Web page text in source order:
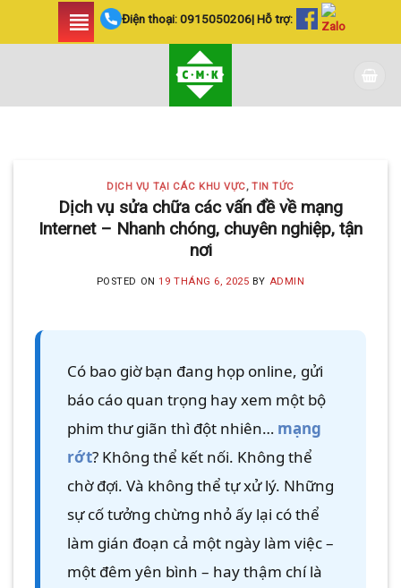
Điện thoại:0915050206| Hỗ trợ:
HUYỆN BÌNH CHÁNH
SIÊU AN NINH VÀ SIÊU
TIẾT KIỆM | CAMERA
MINH KHANG
Minh Khang là đơn vị hàng đầu trong [...]
CONTINUE READING→
DỊCH VỤ TẠI CÁC KHU VỰC,TIN TỨC
Dịch vụ sửa chữa các vấn đề về mạng
Internet – Nhanh chóng, chuyên nghiệp, tận
nơi
POSTED ON19 THÁNG 6, 2025 BY ADMIN
Có bao giờ bạn đang họp online, gửi
báo cáo quan trọng hay xem một bộ
phim thư giãn thì đột nhiên… mạng
rớt? Không thể kết nối. Không thể
chờ đợi. Và không thể tự xử lý. Những
sự cố tưởng chừng nhỏ ấy lại có thể
làm gián đoạn cả một ngày làm việc –
một đêm yên bình – hay thậm chí là